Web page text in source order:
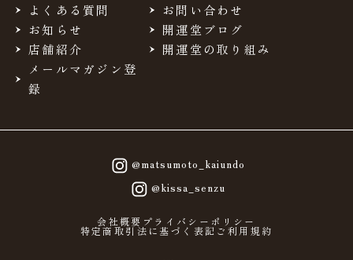
※チャートなど一個人が特定できない範囲で集計する場合
があります。
お客様からの会員登録を承認しない場合
会員登録の申し込みを当社が受けた際、架空の人物を登録
した場合や、本人以外の第三者の会員登録をした場合、過
適当と判断した時は、その会員登録を承認しない場合があ
また一度承認した会員であっても前述のいずれかであるこ
とが判明した場合は、ただちに承認を取り消させていただ
個人利用以外に転用、商用することを禁止しま
よくある質問
お問い合わせ
お知らせ
開運堂ブログ
店舗紹介
開運堂の取り組み
メールマガジン登
録
@matsumoto_kaiundo
@kissa_senzu
会社概要 プライバシーポリシー
特定商取引法に基づく表記 ご利用規約